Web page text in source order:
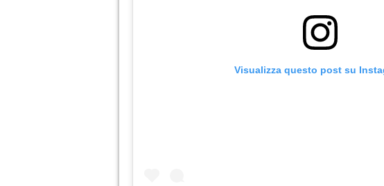
Visualizza questo post su